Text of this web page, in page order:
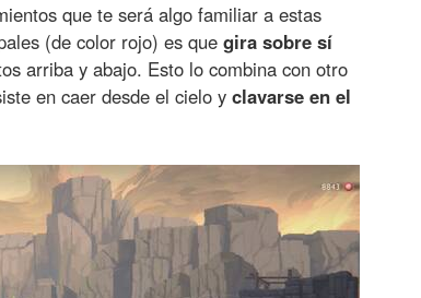
que te será algo familiar a estas
(de color rojo) es que gira sobre sí
arriba y abajo. Esto lo combina con otro
en caer desde el cielo y clavarse en el